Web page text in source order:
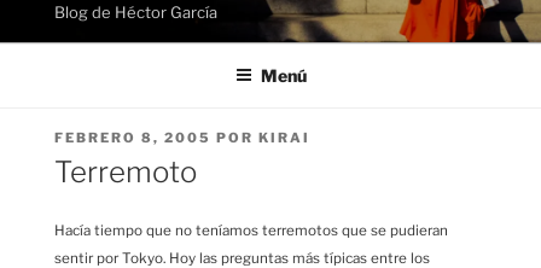
Blog de Héctor García
Menú
PUBLICADO
EL
FEBRERO 8, 2005 POR KIRAI
Terremoto
Hacía tiempo que no teníamos terremotos que se pudieran
sentir por Tokyo. Hoy las preguntas más típicas entre los